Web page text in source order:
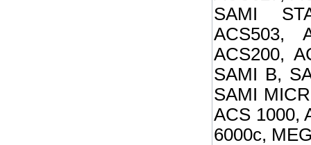
SAMI
ACS503,
ACS200,
SAMI B,
SAMI
ACS 1000,
6000c,